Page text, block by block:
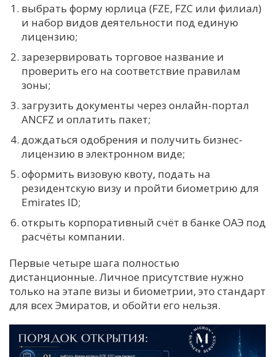
выбрать форму юрлица (FZE, FZC или филиал)
и набор видов деятельности под единую
лицензию;
зарезервировать торговое название и
проверить его на соответствие правилам
зоны;
загрузить документы через онлайн-портал
ANCFZ и оплатить пакет;
дождаться одобрения и получить бизнес-
лицензию в электронном виде;
оформить визовую квоту, подать на
резидентскую визу и пройти биометрию для
Emirates ID;
открыть корпоративный счёт в банке ОАЭ под
расчёты компании.
Первые четыре шага полностью
дистанционные. Личное присутствие нужно
только на этапе визы и биометрии, это стандарт
для всех Эмиратов, и обойти его нельзя.